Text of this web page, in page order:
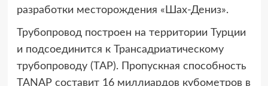
разработки месторождения «Шах-Дениз».
Трубопровод построен на территории Турции
и подсоединится к Трансадриатическому
трубопроводу (TAP). Пропускная способность
TANAP составит 16 миллиардов кубометров в